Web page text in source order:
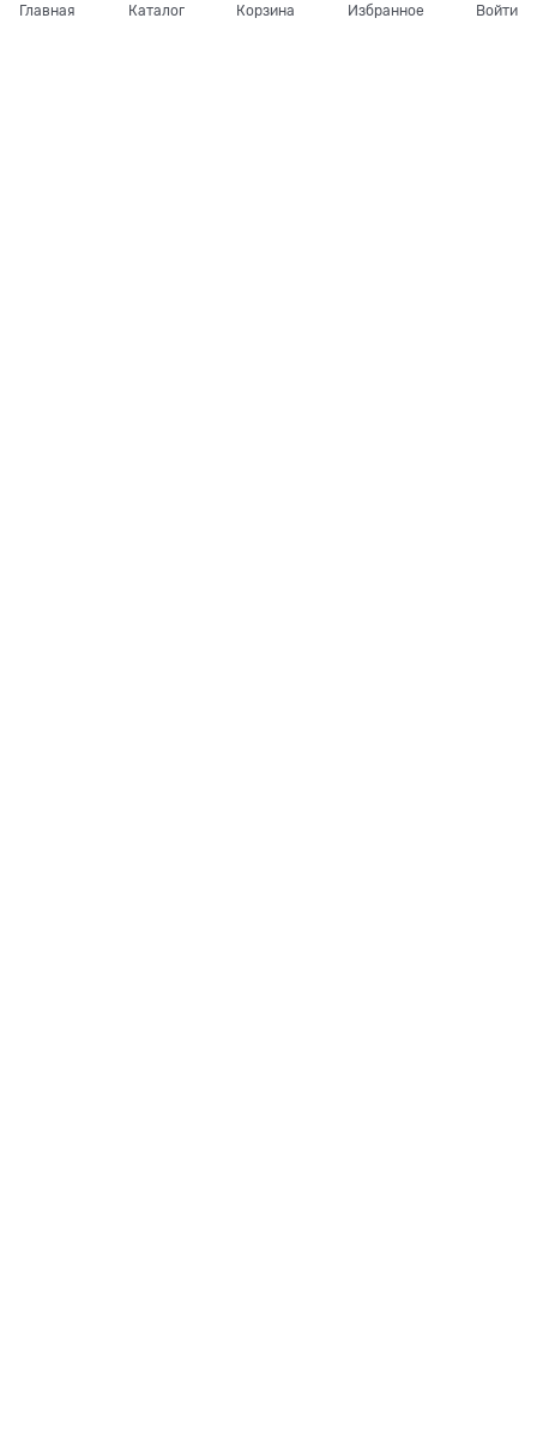
Главная Каталог Корзина Избранное Войти